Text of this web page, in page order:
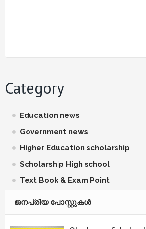
Category
Education news
Government news
Higher Education scholarship
Scholarship High school
Text Book & Exam Point
ജനപ്രിയ പോസ്റ്റുകള്‍‌